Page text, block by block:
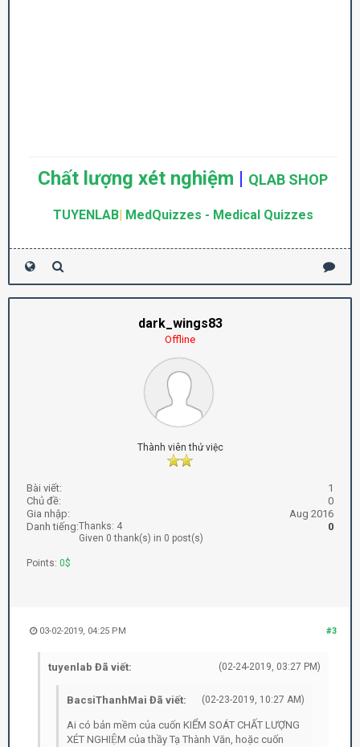
Chất lượng xét nghiệm | QLAB SHOP
TUYENLAB| MedQuizzes - Medical Quizzes
dark_wings83
Offline
Thành viên thử việc
Bài viết:
1
Chủ đề:
0
Gia nhập:
Aug 2016
Danh tiếng:
0
Thanks: 4
Given 0 thank(s) in 0 post(s)
Points: 0$
#3
03-02-2019, 04:25 PM
(02-24-2019, 03:27 PM)
tuyenlab Đã viết:
(02-23-2019, 10:27 AM)
BacsiThanhMai Đã viết:
Ai có bản mềm của cuốn KIỂM SOÁT CHẤT LƯỢNG
XÉT NGHIỆM của thầy Tạ Thành Văn, hoặc cuốn